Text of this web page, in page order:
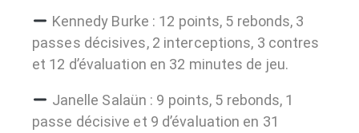
Kennedy Burke : 12 points, 5 rebonds, 3
passes décisives, 2 interceptions, 3 contres
et 12 d’évaluation en 32 minutes de jeu.
Janelle Salaün : 9 points, 5 rebonds, 1
passe décisive et 9 d’évaluation en 31